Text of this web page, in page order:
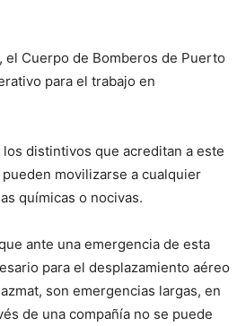
el Cuerpo de Bomberos de Puerto
para el trabajo en
distintivos que acreditan a este
movilizarse a cualquier
químicas o nocivas.
ante una emergencia de esta
para el desplazamiento aéreo
son emergencias largas, en
de una compañía no se puede